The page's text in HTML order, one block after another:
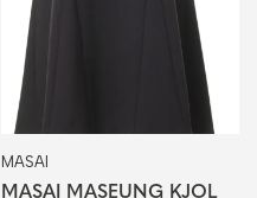
MASAI
MASAI MASEUNG KJOL